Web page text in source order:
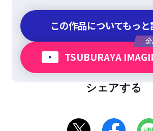
この作品についてもっと
TSUBURAYA
シェアする